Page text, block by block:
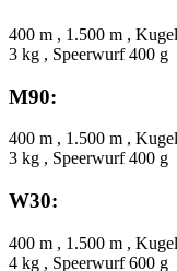
400 m , 1.500 m ,
3 kg , Speerwurf 400 g
M90:
400 m , 1.500 m ,
3 kg , Speerwurf 400 g
W30:
400 m , 1.500 m ,
4 kg , Speerwurf 600 g